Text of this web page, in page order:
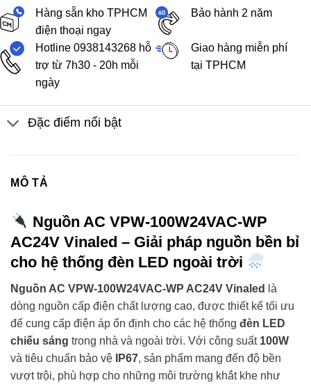
Hàng sẵn kho TPHCM
điện thoại ngay
Bảo hành 2 năm
Hotline 0938143268 hỗ
trợ từ 7h30 - 20h mỗi
ngày
Giao hàng miễn phí
tại TPHCM
Đặc điểm nổi bật
MÔ TẢ
Nguồn AC VPW-100W24VAC-WP
AC24V Vinaled – Giải pháp nguồn bền bỉ
cho hệ thống đèn LED ngoài trời
Nguồn AC VPW-100W24VAC-WP AC24V Vinaled
là
dòng nguồn cấp điện chất lượng cao, được thiết kế tối ưu
để cung cấp điện áp ổn định cho các hệ thống đèn LED
chiếu sáng trong nhà và ngoài trời. Với công suất 100W
và tiêu chuẩn bảo vệ
IP67, sản phẩm mang đến độ bền
vượt trội, phù hợp cho những môi trường khắt khe như